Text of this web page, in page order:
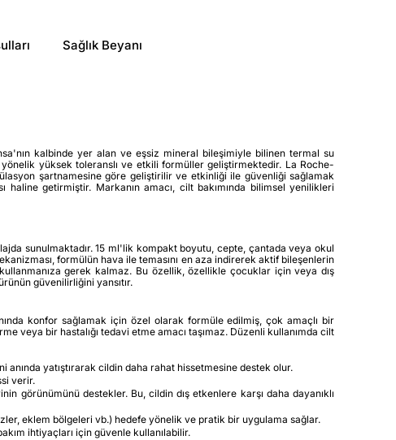
Sağlık Beyanı
kalbinde yer alan ve eşsiz mineral bileşimiyle bilinen termal su
yüksek toleranslı ve etkili formüller geliştirmektedir. La Roche-
şartnamesine göre geliştirilir ve etkinliği ile güvenliği sağlamak
getirmiştir. Markanın amacı, cilt bakımında bilimsel yenilikleri
sunulmaktadır. 15 ml'lik kompakt boyutu, cepte, çantada veya okul
formülün hava ile temasını en aza indirerek aktif bileşenlerin
gerek kalmaz. Bu özellik, özellikle çocuklar için veya dış
güvenilirliğini yansıtır.
konfor sağlamak için özel olarak formüle edilmiş, çok amaçlı bir
veya bir hastalığı tedavi etme amacı taşımaz. Düzenli kullanımda cilt
anında yatıştırarak cildin daha rahat hissetmesine destek olur.
verir.
görünümünü destekler. Bu, cildin dış etkenlere karşı daha dayanıklı
eklem bölgeleri vb.) hedefe yönelik ve pratik bir uygulama sağlar.
ihtiyaçları için güvenle kullanılabilir.